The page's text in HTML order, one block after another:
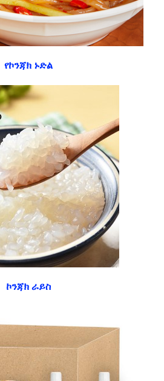
የኮንጃክ ኑድል
ኮንጃክ ራይስ